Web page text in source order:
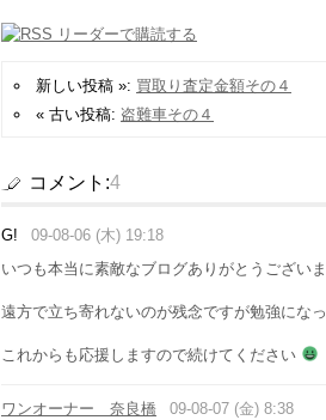
新しい投稿 »: 買取り査定金額その４
« 古い投稿: 盗難車その４
コメント:4
G!
09-08-06 (木) 19:18
いつも本当に素敵なブログありがとうござい
遠方で立ち寄れないのが残念ですが勉強にな
これからも応援しますので続けてください
ワンオーナー 奈良橋
09-08-07 (金) 8:38